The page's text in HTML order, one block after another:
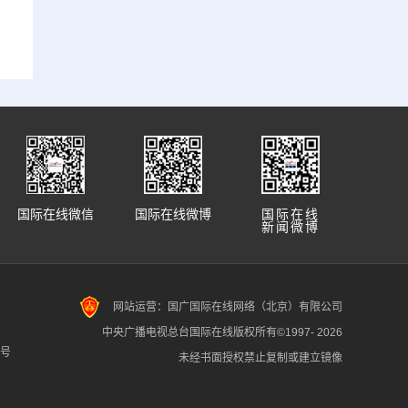
国际在线
新闻微博
国际在线微博
国际在线微信
网站运营：国广国际在线网络（北京）有限公司
中央广播电视总台国际在线版权所有©1997- 2026
未经书面授权禁止复制或建立镜像